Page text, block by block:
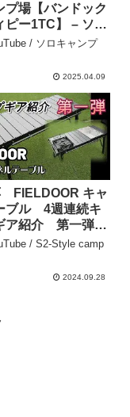
プ場【バンドック
ピー1TC】 – ソロ
/ ソロキャンプ
2025.04.09
FIELDOOR キャ
ブル 4週連続キ
ア紹介 第一弾 –
camp⛺/ S2-Style camp
2024.09.28